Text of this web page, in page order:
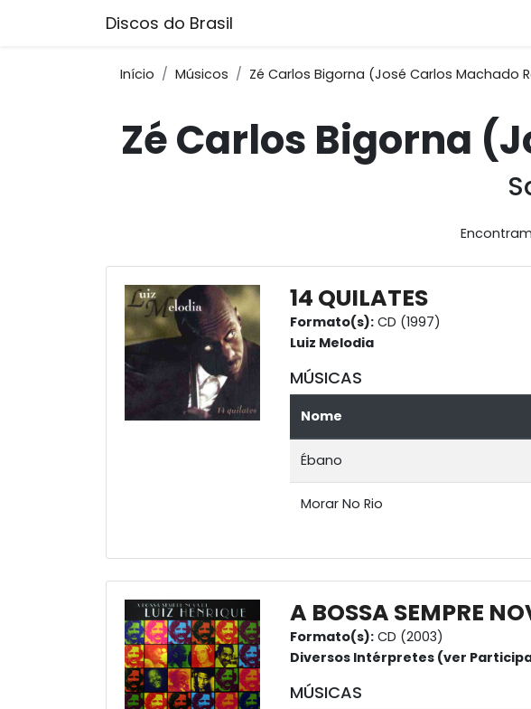
Discos do Brasil
Início Músicos Zé Carlos Bigorna (José Carlos Machado
Zé Carlos Bigorna
14 QUILATES
Formato(s): CD (1997)
Luiz Melodia
MÚSICAS
Nome
Ébano
Morar No Rio
A BOSSA SEMPRE
Formato(s): CD (2003)
Diversos Intérpretes (ver
MÚSICAS